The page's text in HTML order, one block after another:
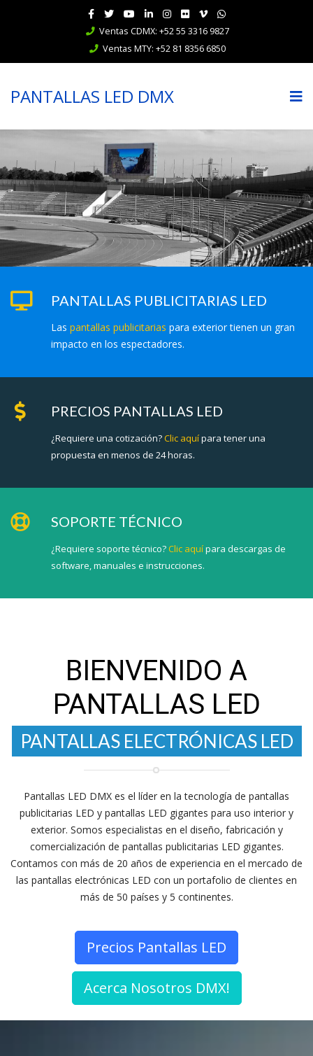
Ventas CDMX: +52 55 3316 9827
Ventas MTY: +52 81 8356 6850
PANTALLAS LED DMX
PANTALLAS PUBLICITARIAS LED
Las pantallas publicitarias para exterior tienen un gran
impacto en los espectadores.
PRECIOS PANTALLAS LED
¿Requiere una cotización?Clic aquípara tener una
propuesta en menos de 24 horas.
SOPORTE TÉCNICO
¿Requiere soporte técnico?Clic aquípara descargas de
software, manuales e instrucciones.
BIENVENIDO A
PANTALLAS LED
PANTALLAS ELECTRÓNICAS
LED
Pantallas LED DMX es el líder en la tecnología de pantallas
publicitarias LED y pantallas LED gigantes para uso interior y
exterior. Somos especialistas en el diseño, fabricación y
comercialización de pantallas publicitarias LED gigantes.
Contamos con más de 20 años de experiencia en el mercado de
las pantallas electrónicas LED con un portafolio de clientes en
más de 50 países y 5 continentes.
Precios Pantallas LED
Acerca Nosotros DMX!